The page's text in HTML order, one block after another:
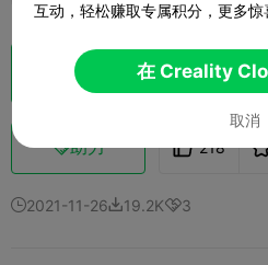
在
助力 218
2021-11-2619.2K3
互动，轻松赚取专属积分，更多惊
在 Creality
取消